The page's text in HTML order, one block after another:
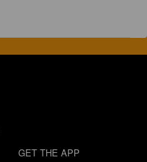
GET THE APP